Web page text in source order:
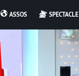
ASSOS SPECTACLE